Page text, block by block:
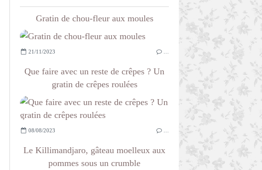
Gratin de chou-fleur aux moules
21/11/2023
Que faire avec un reste de crêpes ? Un
gratin de crêpes roulées
08/08/2023
Le Killimandjaro, gâteau moelleux aux
pommes sous un crumble